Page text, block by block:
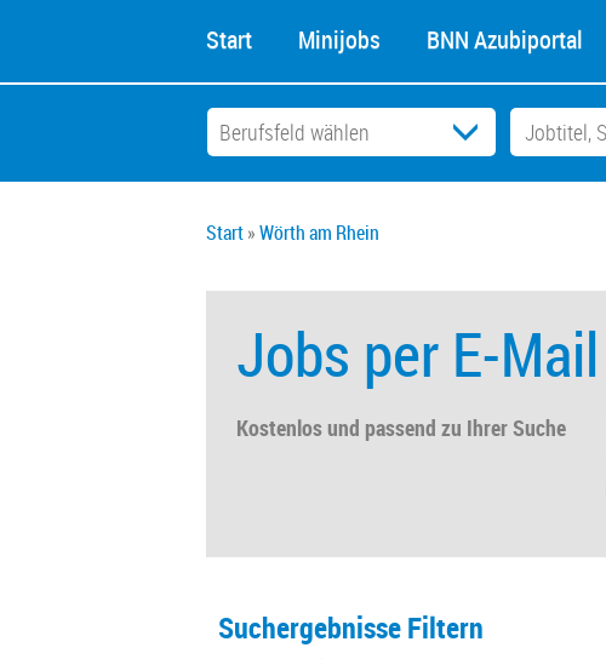
Start Minijobs BNN Azubiportal
Start Wörth am Rhein
Jobs per E-Mail
Kostenlos und passend zu Ihrer Suche
Suchergebnisse Filtern